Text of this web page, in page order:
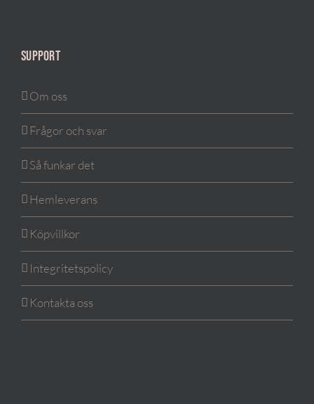
SUPPORT
Om oss
Frågor och svar
Så funkar det
Hemleverans
Köpvillkor
Integritetspolicy
Kontakta oss